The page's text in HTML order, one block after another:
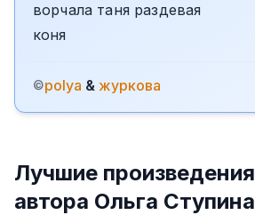
ворчала таня раздевая
коня
©polya & журкова
Лучшие произведения
автора Ольга Ступина